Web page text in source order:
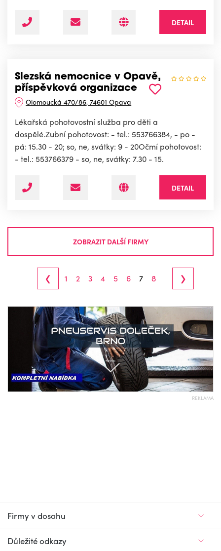
DETAIL
Slezská nemocnice v Opavě,
příspěvková organizace
Olomoucká 470/86, 74601 Opava
Lékařská pohotovostní služba pro děti a
dospělé.Zubní pohotovost: - tel.: 553766384, - po -
pá: 15.30 - 20; so, ne, svátky: 9 - 20Očmí pohotovost:
- tel.: 553766379 - so, ne, svátky: 7.30 - 15.
DETAIL
ZOBRAZIT DALŠÍ FIRMY
‹ 1 2 3 4 5 6 7 8 ›
REKLAMA
Firmy v dosahu
Důležité odkazy